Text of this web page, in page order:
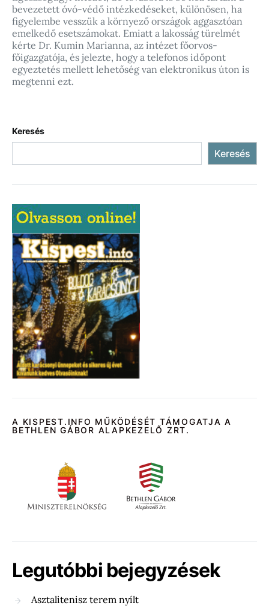
bevezetett óvó-védő intézkedéseket, különösen, ha
figyelembe vesszük a környező országok aggasztóan
emelkedő esetszámokat. Emiatt a lakosság türelmét
kérte Dr. Kumin Marianna, az intézet főorvos-
főigazgatója, és jelezte, hogy a telefonos időpont
egyeztetés mellett lehetőség van elektronikus úton is
megtenni ezt.
Keresés
Keresés
A KISPEST.INFO MŰKÖDÉSÉT TÁMOGATJA A
BETHLEN GÁBOR ALAPKEZELŐ ZRT.
Legutóbbi bejegyzések
Asztalitenisz terem nyílt